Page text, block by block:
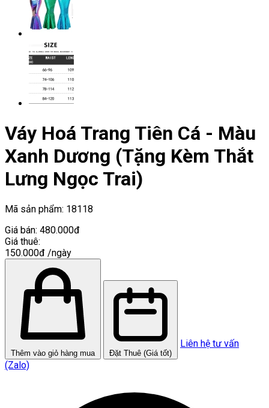
Váy Hoá Trang Tiên Cá - Màu
Xanh Dương (Tặng Kèm Thắt
Lưng Ngọc Trai)
Mã sản phẩm: 18118
Giá bán: 480.000đ
Giá thuê:
150.000đ /ngày
Thêm vào giỏ hàng mua Đặt Thuê (Giá tốt)
Liên hệ tư vấn
(Zalo)